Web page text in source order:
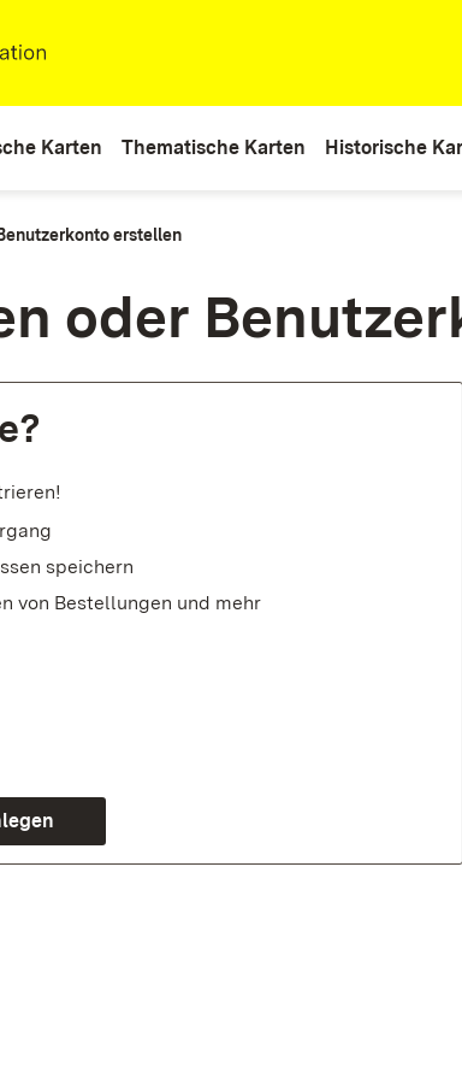
Karten Thematische Karten Historische
erstellen
oder
speichern
von Bestellungen und mehr